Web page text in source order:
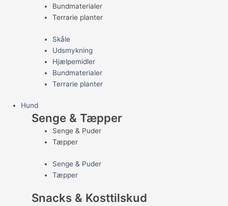
Bundmaterialer
Terrarie planter
Skåle
Udsmykning
Hjælpemidler
Bundmaterialer
Terrarie planter
Hund
Senge & Tæpper
Senge & Puder
Tæpper
Senge & Puder
Tæpper
Snacks & Kosttilskud